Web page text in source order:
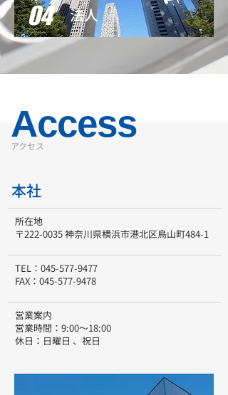
04 法人
Access
​アクセス
​本社
所在地
〒222-0035 神奈川県横浜市港北区鳥山町484-1
TEL： 045-577-9477
FAX： 045-577-9478
営業案内
営業時間：9:00～18:00
休日：日曜日 、祝日